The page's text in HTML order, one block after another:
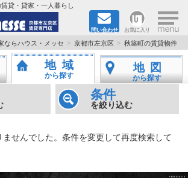
貸・貸家・一人暮らし
問い合わせ お気に入り ×
まへ
ならハウス・メッセ 京都市左京区 秋築町の賃貸物件
地域
から探す
地図
から探す
条件
を絞り込む
せんでした。条件を変更して再度検索して